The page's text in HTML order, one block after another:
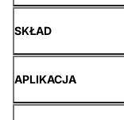
SKŁAD
APLIKACJA